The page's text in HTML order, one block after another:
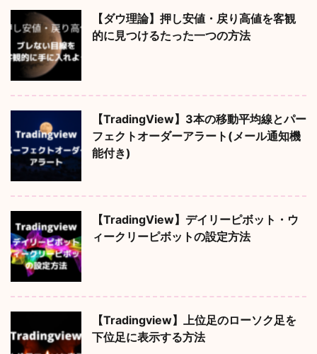
【ダウ理論】押し安値・戻り高値を客観
的に見つけるたった一つの方法
【TradingView】3本の移動平均線とパー
フェクトオーダーアラート(メール通知機
能付き)
【TradingView】デイリーピボット・ウ
ィークリーピボットの設定方法
【Tradingview】上位足のローソク足を
下位足に表示する方法